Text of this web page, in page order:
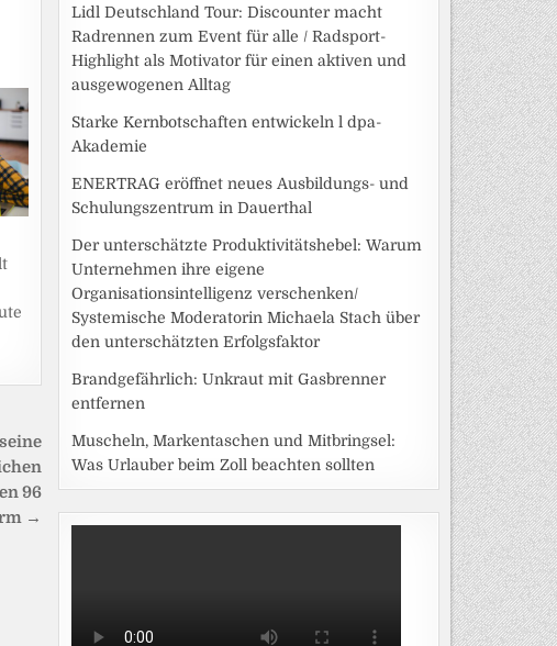
96
→
Lidl Deutschland Tour: Discounter macht
Radrennen zum Event für alle / Radsport-
Highlight als Motivator für einen aktiven und
ausgewogenen Alltag
Starke Kernbotschaften entwickeln l dpa-
Akademie
ENERTRAG eröffnet neues Ausbildungs- und
Schulungszentrum in Dauerthal
Der unterschätzte Produktivitätshebel: Warum
Unternehmen ihre eigene
Organisationsintelligenz verschenken/
Systemische Moderatorin Michaela Stach über
den unterschätzten Erfolgsfaktor
Brandgefährlich: Unkraut mit Gasbrenner
entfernen
Muscheln, Markentaschen und Mitbringsel:
Was Urlauber beim Zoll beachten sollten